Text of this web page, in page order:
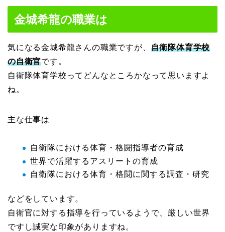
金城希龍の職業は
気になる金城希龍さんの職業ですが、 自衛隊体育学校
の自衛官です。
自衛隊体育学校ってどんなところかなって思いますよ
ね。
主な仕事は
自衛隊における体育・格闘指導者の育成
世界で活躍するアスリートの育成
自衛隊における体育・格闘に関する調査・研究
などをしています。
自衛官に対する指導を行っているようで、厳しい世界
ですし誠実な印象がありますね。